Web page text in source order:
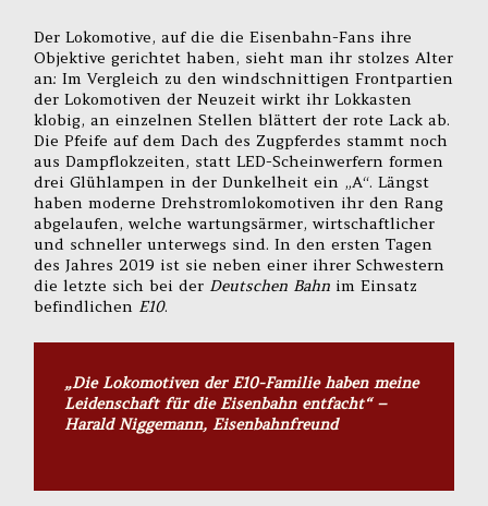
Der Lokomotive, auf die die Eisenbahn-Fans ihre
Objektive gerichtet haben, sieht man ihr stolzes Alter
an: Im Vergleich zu den windschnittigen Frontpartien
der Lokomotiven der Neuzeit wirkt ihr Lokkasten
klobig, an einzelnen Stellen blättert der rote Lack ab.
Die Pfeife auf dem Dach des Zugpferdes stammt noch
aus Dampflokzeiten, statt LED-Scheinwerfern formen
drei Glühlampen in der Dunkelheit ein „A“. Längst
haben moderne Drehstromlokomotiven ihr den Rang
abgelaufen, welche wartungsärmer, wirtschaftlicher
und schneller unterwegs sind. In den ersten Tagen
des Jahres 2019 ist sie neben einer ihrer Schwestern
die letzte sich bei der Deutschen Bahn im Einsatz
befindlichen E10.
„Die Lokomotiven der E10-Familie haben meine
Leidenschaft für die Eisenbahn entfacht“ –
Harald Niggemann, Eisenbahnfreund